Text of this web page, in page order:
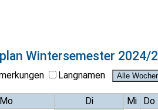
Wintersemester 2024/
Langnamen
Mo Di Mi
Do